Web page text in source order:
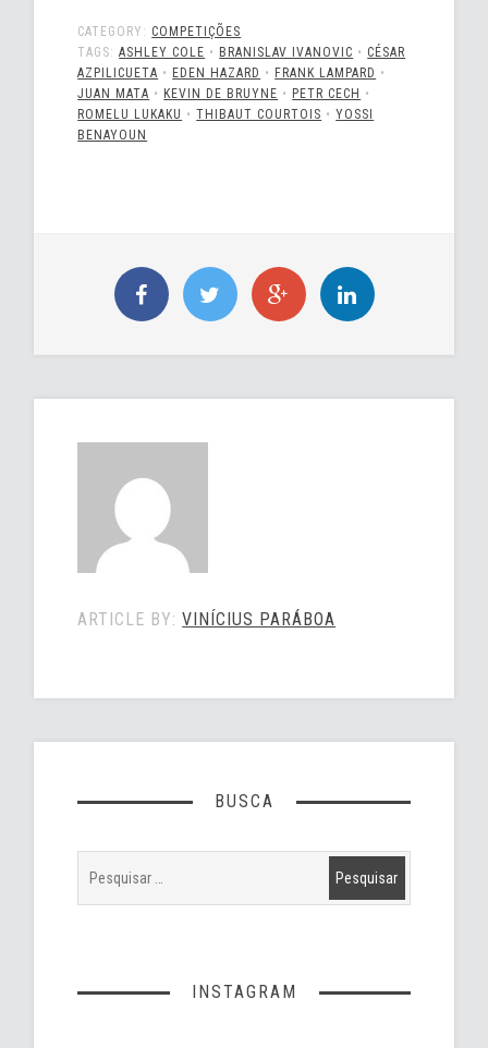
CATEGORY: COMPETIÇÕES
TAGS:ASHLEY COLE • BRANISLAV IVANOVIC • CÉSAR
AZPILICUETA • EDEN HAZARD • FRANK LAMPARD •
JUAN MATA • KEVIN DE BRUYNE • PETR CECH •
ROMELU LUKAKU •THIBAUT COURTOIS •YOSSI
BENAYOUN
ARTICLE BY:VINÍCIUS PARÁBOA
BUSCA
INSTAGRAM